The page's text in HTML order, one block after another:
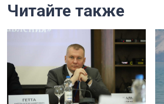
Читайте также